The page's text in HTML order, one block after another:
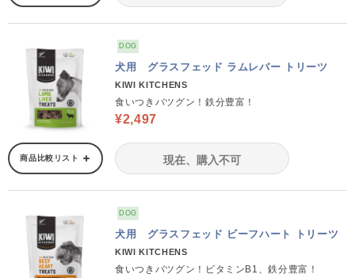
DOG
犬用 グラスフェッド ラムレバー トリーツ
KIWI KITCHENS
食いつきバツグン！鉄分豊富！
¥2,497
商品比較リスト 現在、購入不可
DOG
犬用 グラスフェッド ビーフハート トリーツ
KIWI KITCHENS
食いつきバツグン！ビタミンB1、鉄分豊富！